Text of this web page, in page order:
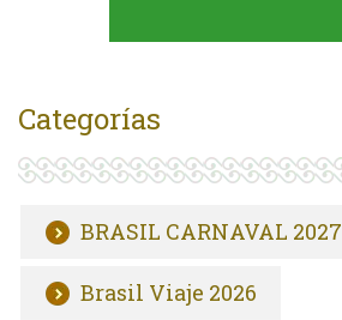
Categorías
BRASIL CARNAVAL 2027
Brasil Viaje 2026